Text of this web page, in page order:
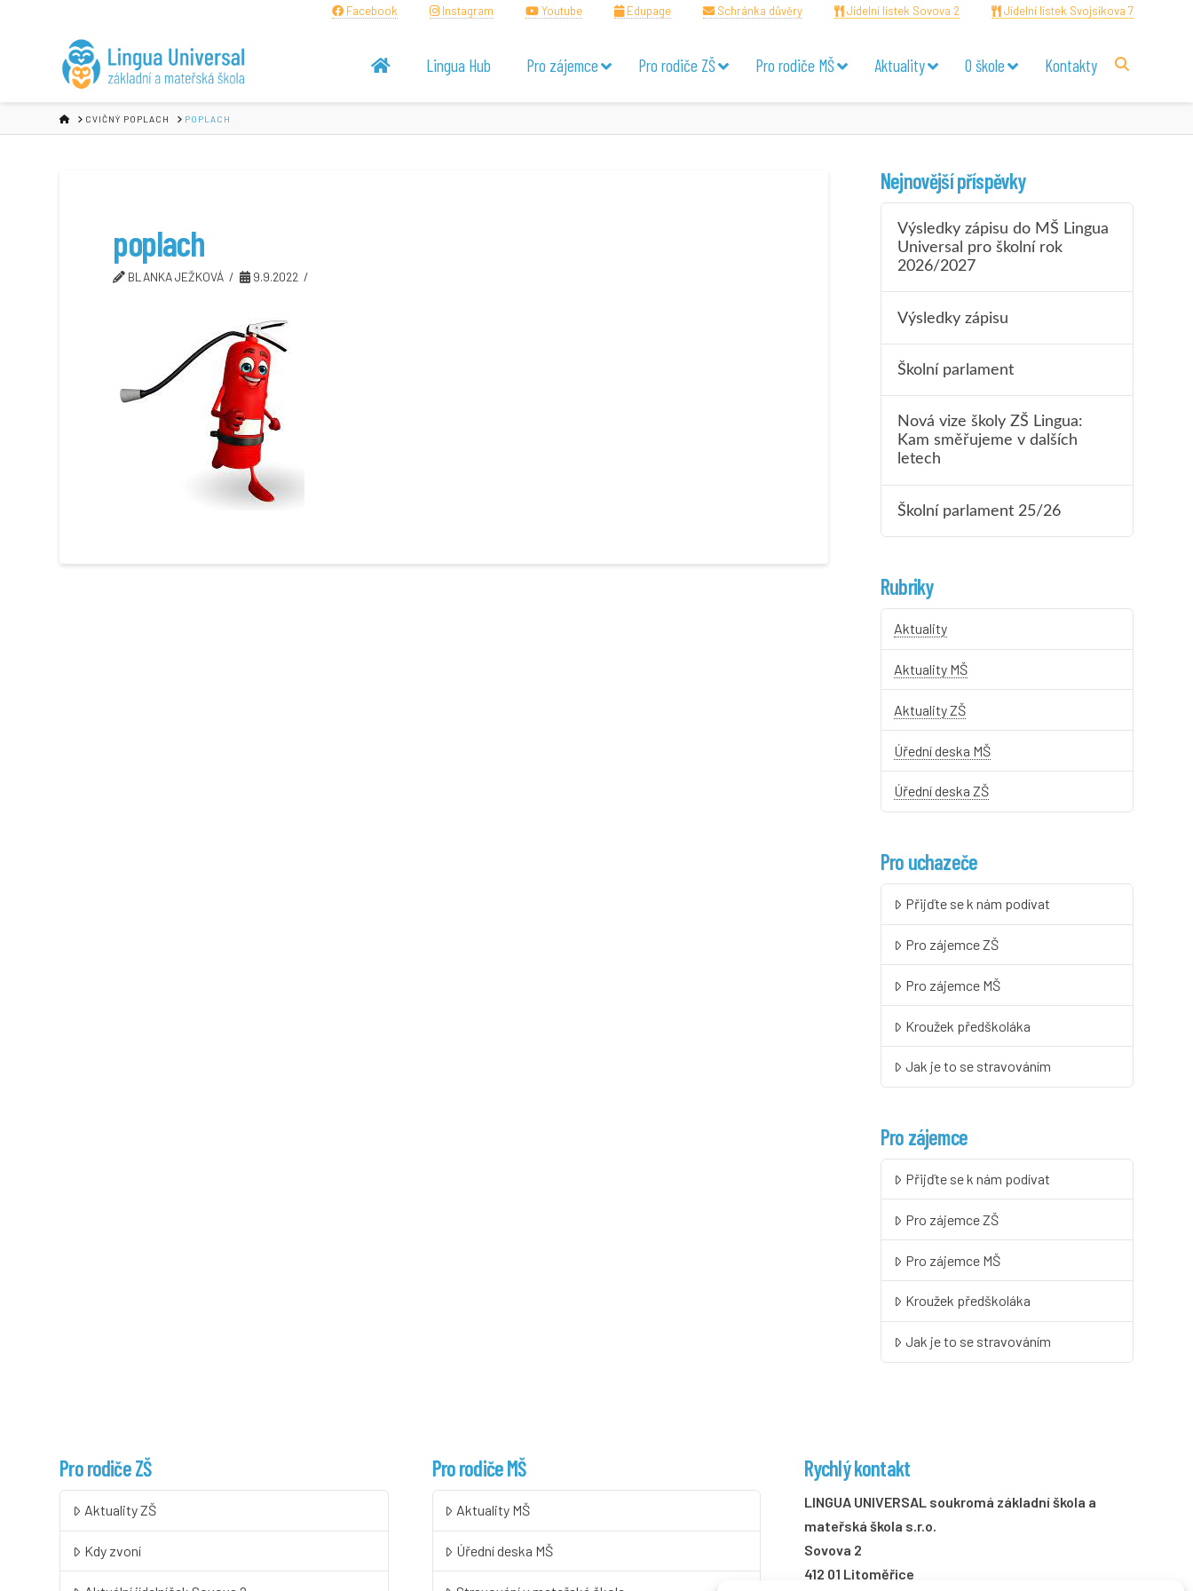
Facebook Instagram Youtube Edupage Schránka důvěry Jídelní lístek Sovova 2 Jídelní lístek Svojsíkova 7
Lingua Hub Pro zájemce Pro rodiče ZŠ Pro rodiče MŠ Aktuality O škole Kontakty
HOMECVIČNÝ POPLACH POPLACH
poplach
BLANKA JEŽKOVÁ 9.9.2022
Nejnovější příspěvky
Výsledky zápisu do MŠ Lingua
Universal pro školní rok
2026/2027
Výsledky zápisu
Školní parlament
Nová vize školy ZŠ Lingua:
Kam směřujeme v dalších
letech
Školní parlament 25/26
Rubriky
Aktuality
Aktuality MŠ
Aktuality ZŠ
Úřední deska MŠ
Úřední deska ZŠ
Pro uchazeče
Přijďte se k nám podívat
Pro zájemce ZŠ
Pro zájemce MŠ
Kroužek předškoláka
Jak je to se stravováním
Pro zájemce
Přijďte se k nám podívat
Pro zájemce ZŠ
Pro zájemce MŠ
Kroužek předškoláka
Jak je to se stravováním
Pro rodiče ZŠ
Aktuality ZŠ
Kdy zvoní
Pro rodiče MŠ
Aktuality MŠ
Úřední deska MŠ
Rychlý kontakt
LINGUA UNIVERSAL soukromá základní škola a
mateřská škola s.r.o.
Sovova 2
412 01 Litoměřice